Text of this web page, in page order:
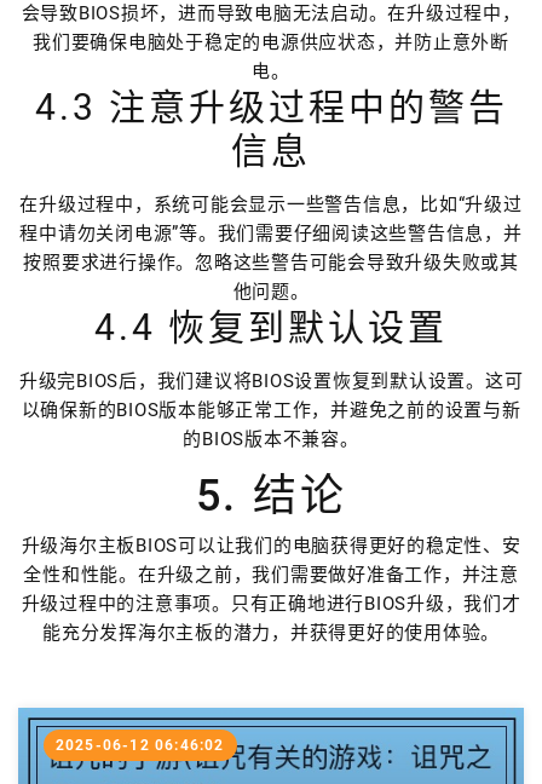
会导致BIOS损坏，进而导致电脑无法启动。在升级过程中，
我们要确保电脑处于稳定的电源供应状态，并防止意外断
电。
4.3 注意升级过程中的警告
信息
在升级过程中，系统可能会显示一些警告信息，比如“升级过
程中请勿关闭电源”等。我们需要仔细阅读这些警告信息，并
按照要求进行操作。忽略这些警告可能会导致升级失败或其
他问题。
4.4 恢复到默认设置
升级完BIOS后，我们建议将BIOS设置恢复到默认设置。这可
以确保新的BIOS版本能够正常工作，并避免之前的设置与新
的BIOS版本不兼容。
5. 结论
升级海尔主板BIOS可以让我们的电脑获得更好的稳定性、安
全性和性能。在升级之前，我们需要做好准备工作，并注意
升级过程中的注意事项。只有正确地进行BIOS升级，我们才
能充分发挥海尔主板的潜力，并获得更好的使用体验。
2025-06-12 06:46:02